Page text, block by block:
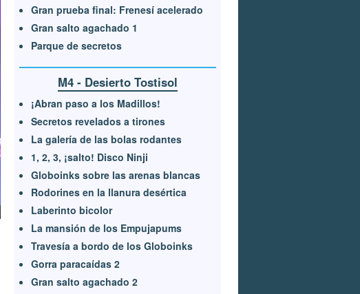
Gran prueba final: Frenesí acelerado
Gran salto agachado 1
Parque de secretos
M4 - Desierto Tostisol
¡Abran paso a los Madillos!
Secretos revelados a tirones
La galería de las bolas rodantes
1, 2, 3, ¡salto! Disco Ninji
Globoinks sobre las arenas blancas
Rodorines en la llanura desértica
Laberinto bicolor
La mansión de los Empujapums
Travesía a bordo de los Globoinks
Gorra paracaídas 2
Gran salto agachado 2